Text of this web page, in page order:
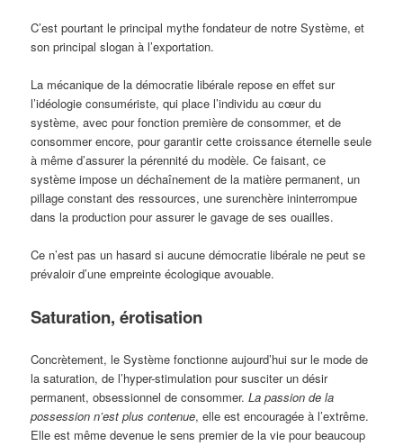
C’est pourtant le principal mythe fondateur de notre Système, et
son principal slogan à l’exportation.
La mécanique de la démocratie libérale repose en effet sur
l’idéologie consumériste, qui place l’individu au cœur du
système, avec pour fonction première de consommer, et de
consommer encore, pour garantir cette croissance éternelle seule
à même d’assurer la pérennité du modèle. Ce faisant, ce
système impose un déchaînement de la matière permanent, un
pillage constant des ressources, une surenchère ininterrompue
dans la production pour assurer le gavage de ses ouailles.
Ce n’est pas un hasard si aucune démocratie libérale ne peut se
prévaloir d’une empreinte écologique avouable.
Saturation, érotisation
Concrètement, le Système fonctionne aujourd’hui sur le mode de
la saturation, de l’hyper-stimulation pour susciter un désir
permanent, obsessionnel de consommer.La passion de la
possession n’est plus contenue, elle est encouragée à l’extrême.
Elle est même devenue le sens premier de la vie pour beaucoup